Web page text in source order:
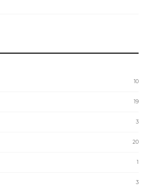
10
19
3
20
1
3